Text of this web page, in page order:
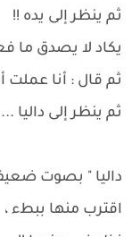
ثم ينظر إلى يده !!
يكاد لا يصدق ما
ثم قال : أنا عملت
ثم ينظر إلى داليا
داليا " بصوت
اقترب منها ببطء ،